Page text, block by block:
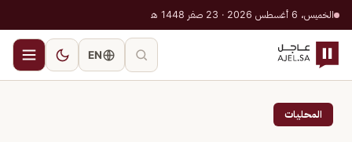
الخميس، 6 أغسطس 2026 · 23 صفر 1448 هـ
EN
المحليات